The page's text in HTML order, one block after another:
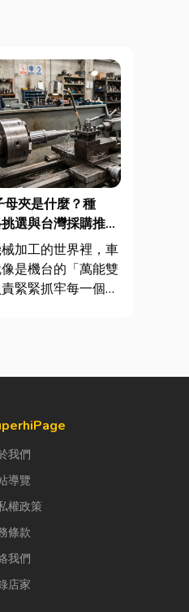
夾是什麼？種
選與台灣採購推薦
加工的世界裡，車
是機台的「萬能雙
緊緊抓牢每一個旋
我們
導覽
權政策
條款
我們
店家